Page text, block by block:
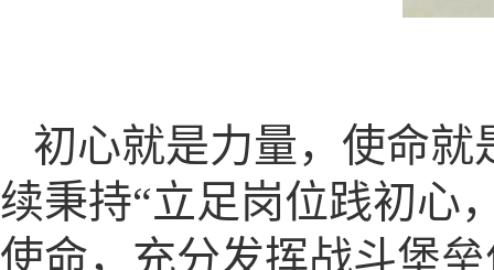
初心就是力量，使命
续秉持“立足岗位践初心
使命，充分发挥战斗堡